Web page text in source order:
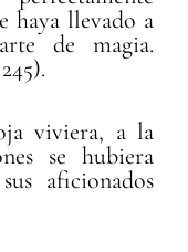
haya llevado a
de magia.
viviera, a la
se hubiera
aficionados